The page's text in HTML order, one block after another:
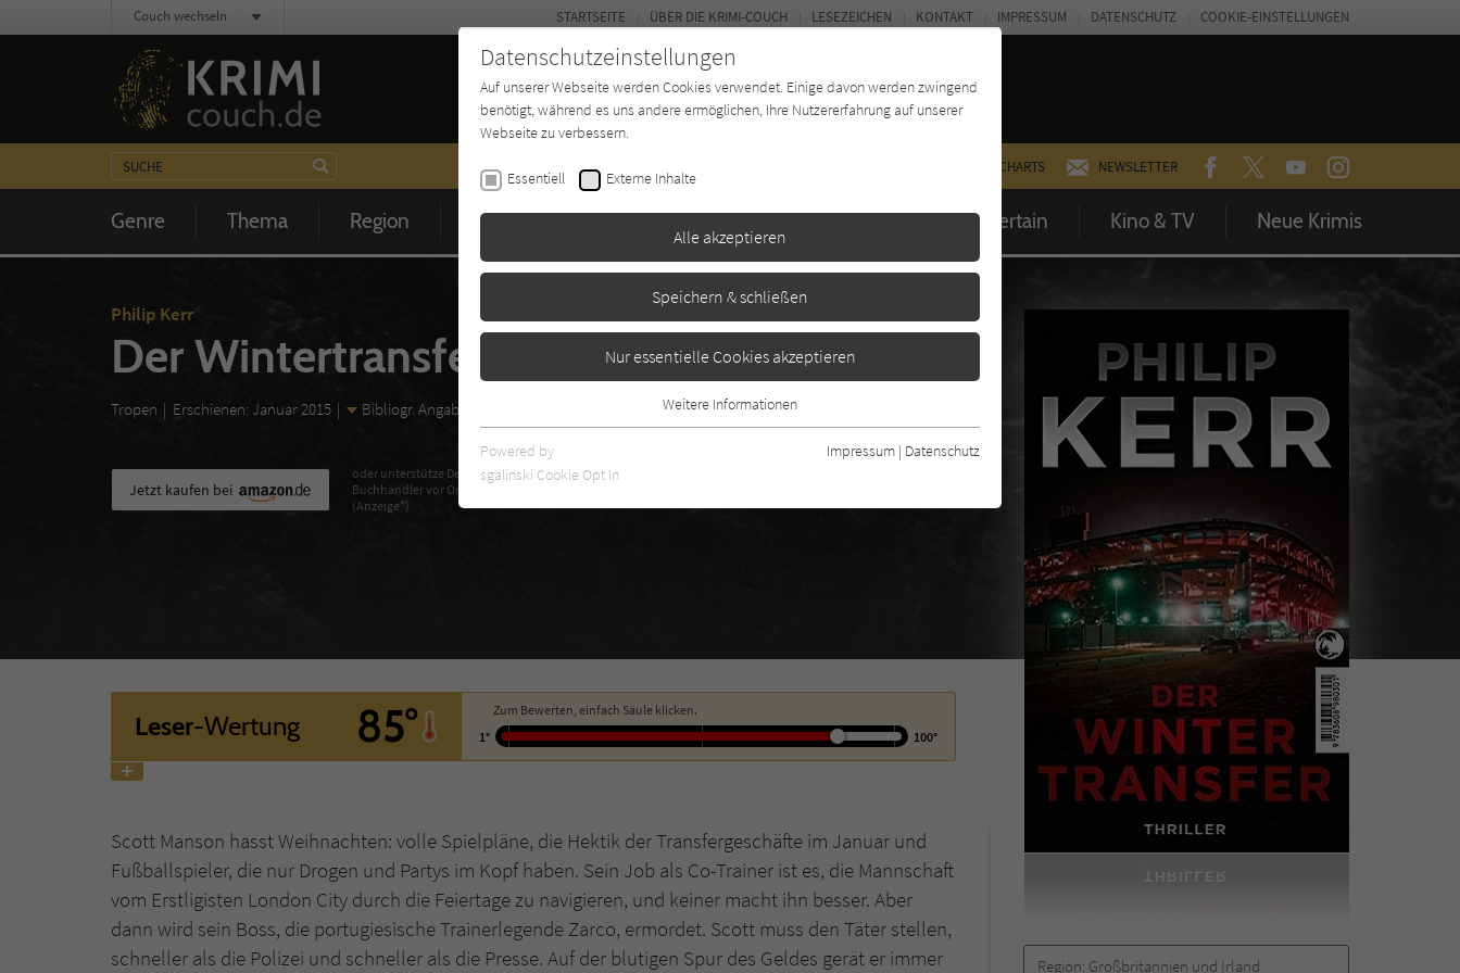
CHARTS NEWSLETTER FACEBOOKTWITTERYOUTUBEINSTAGRAM
Genre Thema Region Zeit Buchtyp Autor*in Magazin Entertain Kino & TV Neue Krimis
STARTSEITE ÜBER DIE KRIMI-COUCH LESEZEICHEN KONTAKT IMPRESSUM DATENSCHUTZ COOKIE-EINSTELLUNGEN
Couch wechseln
Philip Kerr
Der Wintertransfer
Tropen Erschienen: Januar 2015 Bibliogr. Angaben
Region: Großbritannien und Irland
Jetzt kaufen bei
oder unterstütze Deinen
Buchhändler vor Ort
(Anzeige*)
Leser-Wertung 85°
Zum Bewerten, einfach Säule klicken.
1°
100°
Scott Manson hasst Weihnachten: volle Spielpläne, die Hektik der Transfergeschäfte im Januar und
Fußballspieler, die nur Drogen und Partys im Kopf haben. Sein Job als Co-Trainer ist es, die Mannschaft
vom Erstligisten London City durch die Feiertage zu navigieren, und keiner macht ihn besser. Aber
dann wird sein Boss, die portugiesische Trainerlegende Zarco, ermordet. Scott muss den Täter stellen,
schneller als die Polizei und schneller als die Presse. Auf der blutigen Spur des Geldes gerät er immer
Datenschutzeinstellungen
Auf unserer Webseite werden Cookies verwendet. Einige davon werden zwingend
benötigt, während es uns andere ermöglichen, Ihre Nutzererfahrung auf unserer
Webseite zu verbessern.
Essentiell Externe Inhalte
Alle akzeptieren
Speichern & schließen
Nur essentielle Cookies akzeptieren
Essentielle Cookies werden für grundlegende Funktionen der Webseite
benötigt. Dadurch ist gewährleistet, dass die Webseite einwandfrei
funktioniert.
Zweck
Verwendung von Cookies auf dieser Website zu
speichern.
Anbieter Literatur-Couch Medien GmbH & Co. KG
Laufzeit 1 Jahr
Zweck Cookie für die Bewertung einzelner Buchtitel
hl=de).
Weitere Informationen
Powered by
sgalinski Cookie Opt In
Impressum | Datenschutz